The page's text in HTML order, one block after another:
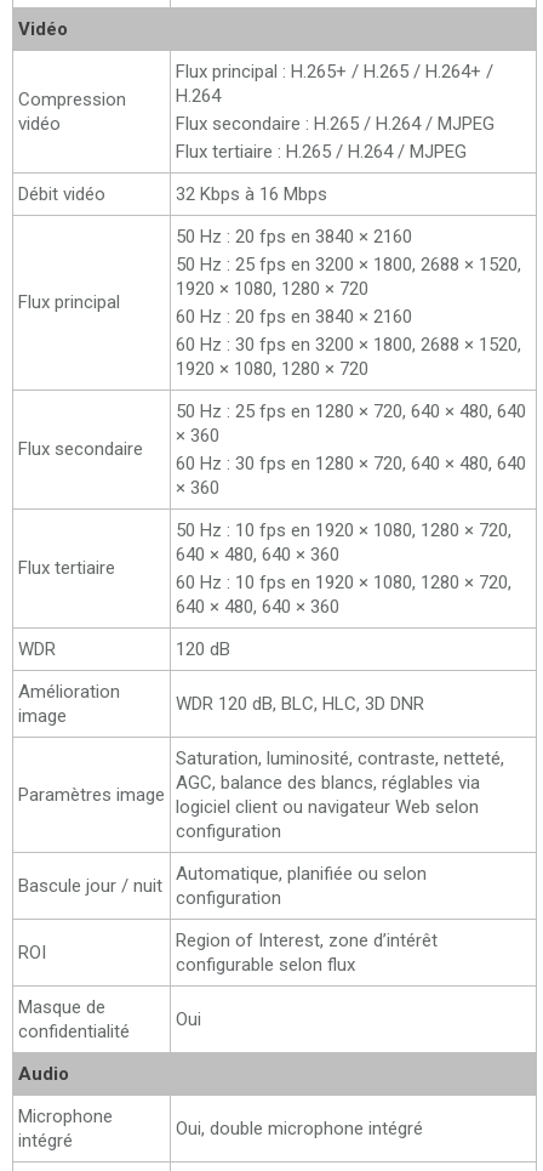
Vidéo
Compression
vidéo
Flux principal : H.265+ / H.265 / H.264+ /
H.264
Flux secondaire : H.265 / H.264 / MJPEG
Flux tertiaire : H.265 / H.264 / MJPEG
Débit vidéo
32 Kbps à 16 Mbps
Flux principal
50 Hz : 20 fps en 3840 × 2160
50 Hz : 25 fps en 3200 × 1800, 2688 × 1520,
1920 × 1080, 1280 × 720
60 Hz : 20 fps en 3840 × 2160
60 Hz : 30 fps en 3200 × 1800, 2688 × 1520,
1920 × 1080, 1280 × 720
Flux secondaire
50 Hz : 25 fps en 1280 × 720, 640 × 480, 640
× 360
60 Hz : 30 fps en 1280 × 720, 640 × 480, 640
× 360
Flux tertiaire
50 Hz : 10 fps en 1920 × 1080, 1280 × 720,
640 × 480, 640 × 360
60 Hz : 10 fps en 1920 × 1080, 1280 × 720,
640 × 480, 640 × 360
WDR
120 dB
Amélioration
image
WDR 120 dB, BLC, HLC, 3D DNR
Paramètres image
Saturation, luminosité, contraste, netteté,
AGC, balance des blancs, réglables via
logiciel client ou navigateur Web selon
configuration
Bascule jour / nuit
Automatique, planifiée ou selon
configuration
ROI
Region of Interest, zone d’intérêt
configurable selon flux
Masque de
confidentialité
Oui
Audio
Microphone
intégré
Oui, double microphone intégré